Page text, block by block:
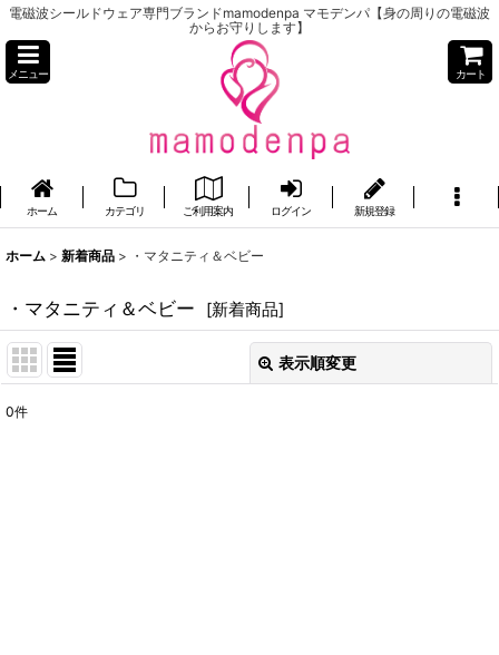
電磁波シールドウェア専門ブランドmamodenpa マモデンパ【身の周りの電磁波
からお守りします】
メニュー カート
ホーム カテゴリ ご利用案内 ログイン 新規登録
ホーム > 新着商品 > ・マタニティ＆ベビー
・マタニティ＆ベビー [新着商品]
表示順変更
0件